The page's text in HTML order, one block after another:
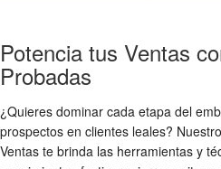
Potencia tus Ventas
Probadas
¿Quieres dominar cada etapa del
prospectos en clientes leales?
Ventas te brinda las herramientas y